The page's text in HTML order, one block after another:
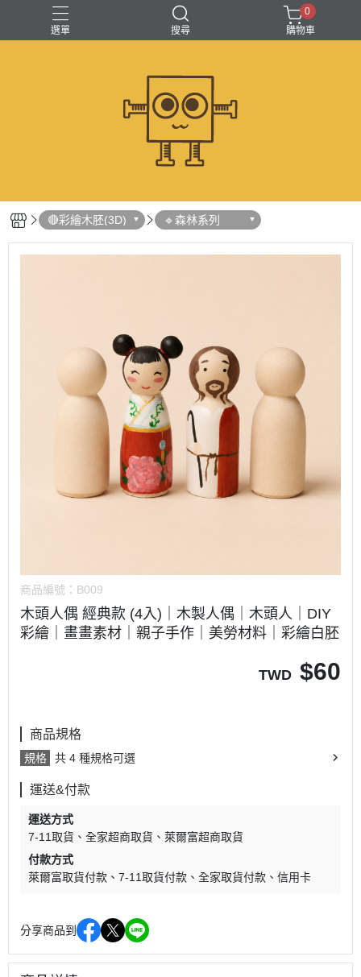
選單 搜尋
0
購物車
🔴彩繪木胚(3D) 🔹森林系列
商品編號： B009
木頭人偶 經典款 (4入)｜木製人偶｜木頭人｜DIY
彩繪｜畫畫素材｜親子手作｜美勞材料｜彩繪白胚
TWD $60
商品規格
規格 共 4 種規格可選
運送&付款
運送方式
7-11取貨
全家超商取貨
萊爾富超商取貨
付款方式
萊爾富取貨付款
7-11取貨付款 全家取貨付款 信用卡
分享商品到